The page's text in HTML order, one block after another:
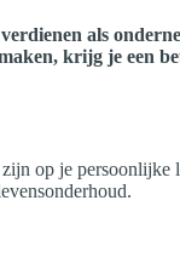
als
krijg je een
op je